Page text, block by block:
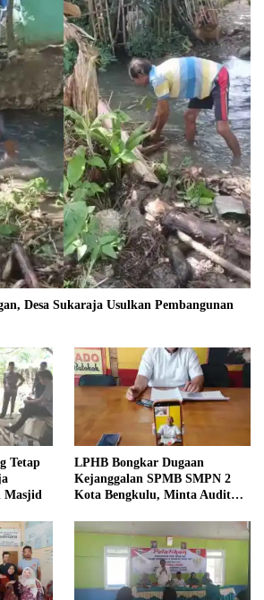
Desa Sukaraja Usulkan Pembangunan
Tetap
Masjid
LPHB Bongkar Dugaan
Kejanggalan SPMB SMPN 2
Kota Bengkulu, Minta Audit